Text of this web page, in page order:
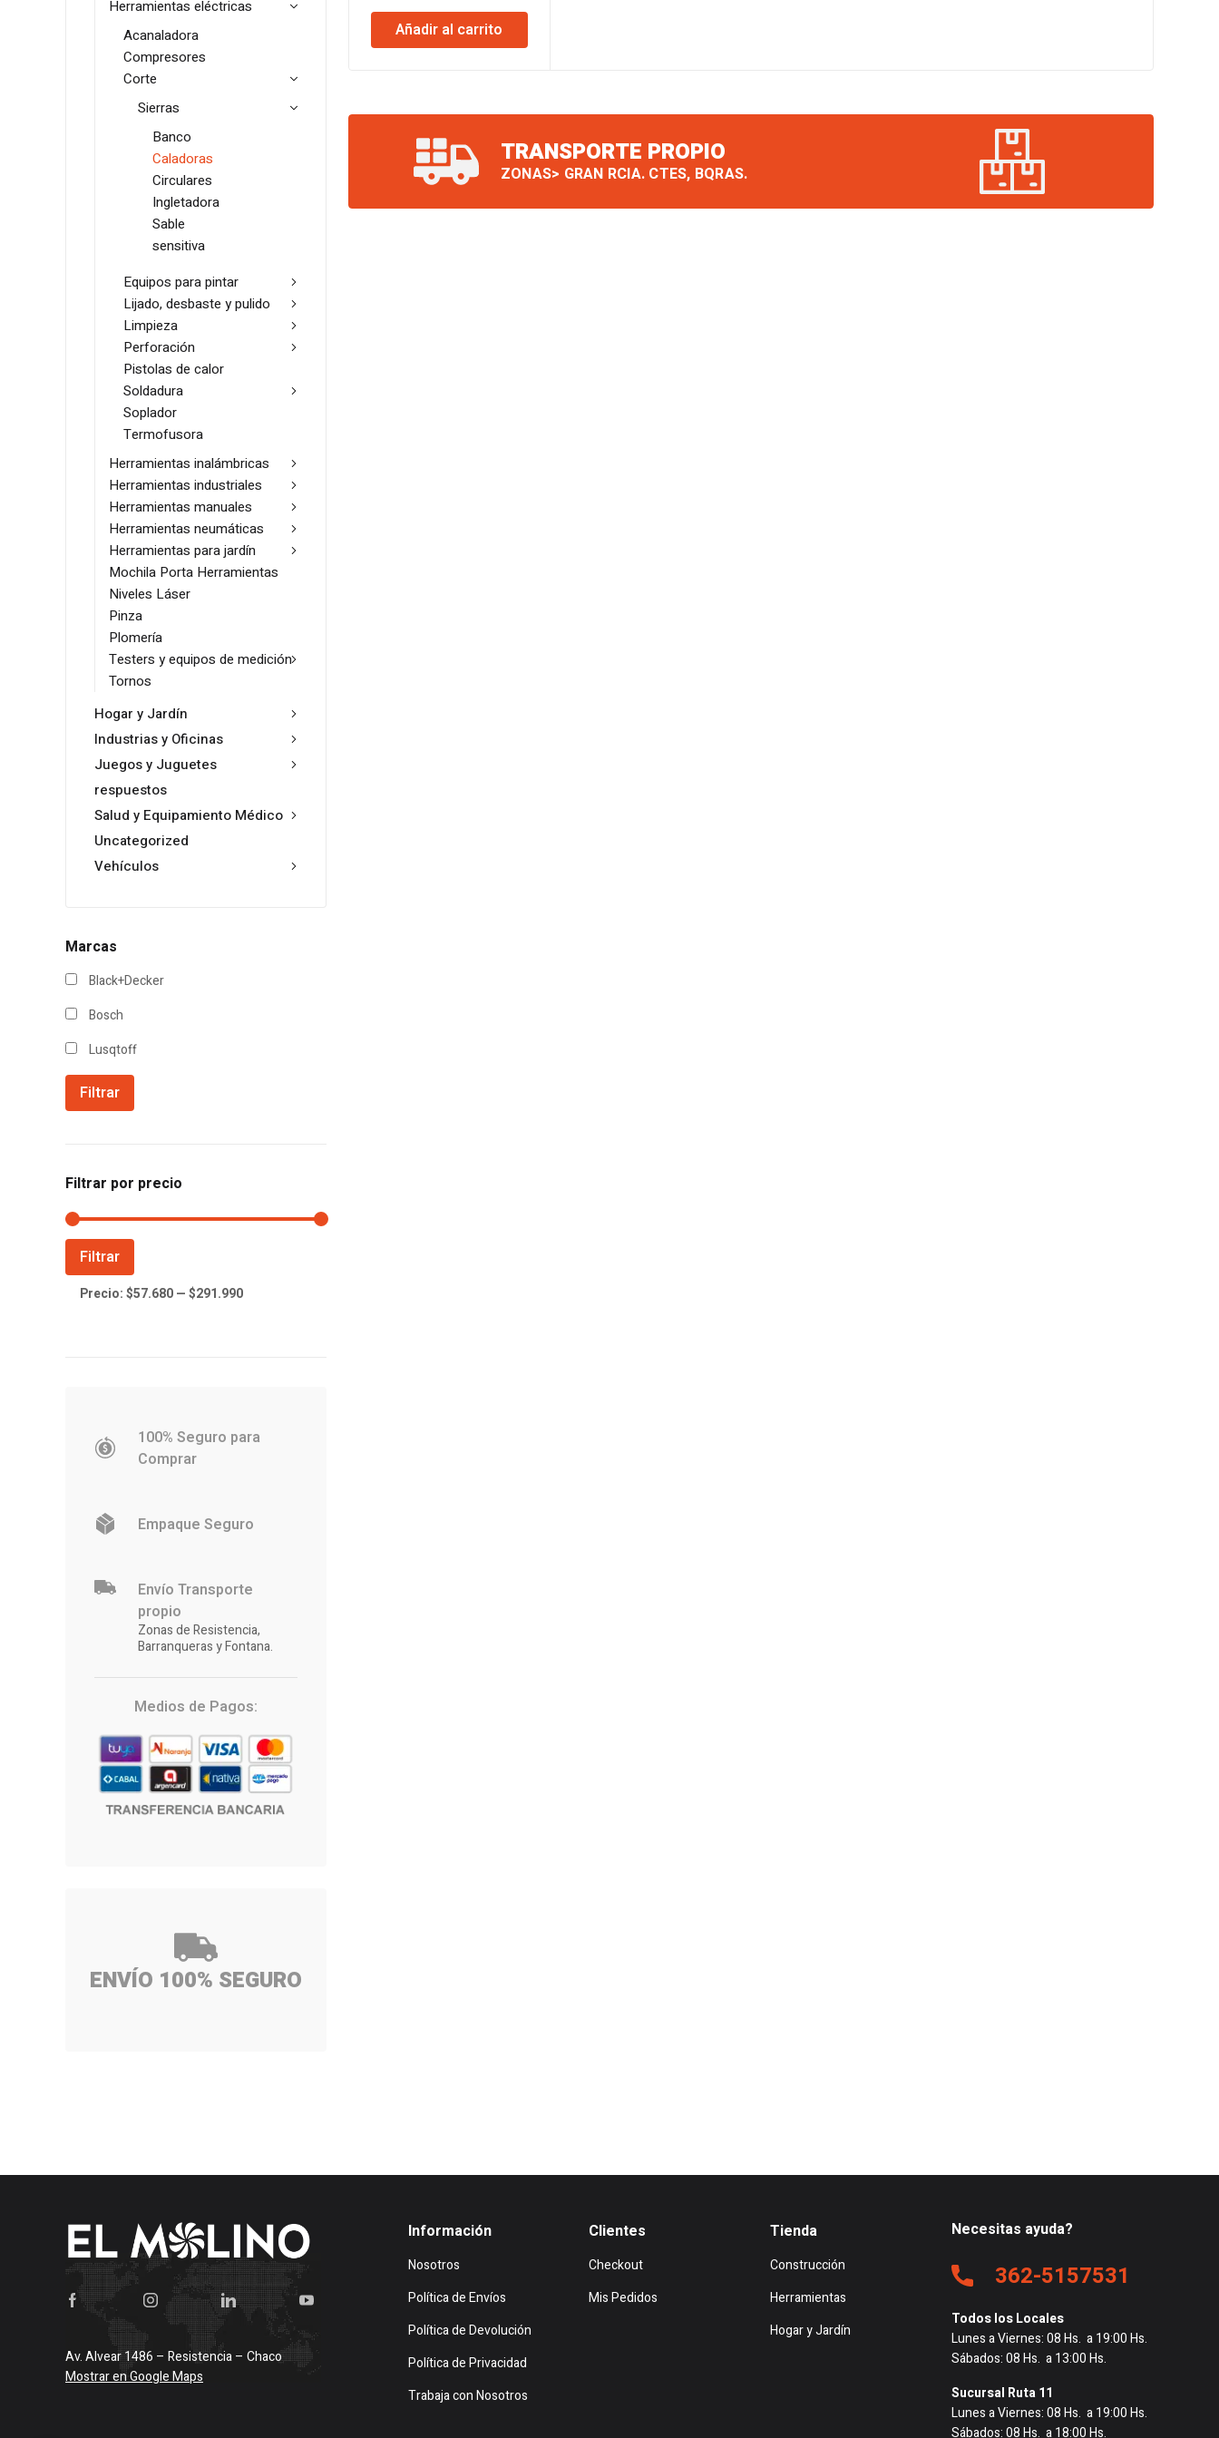
Herramientas eléctricas
Acanaladora
Compresores
Corte
Sierras
Banco
Caladoras
Circulares
Ingletadora
Sable
sensitiva
Equipos para pintar
Lijado, desbaste y pulido
Limpieza
Perforación
Pistolas de calor
Soldadura
Soplador
Termofusora
Herramientas inalámbricas
Herramientas industriales
Herramientas manuales
Herramientas neumáticas
Herramientas para jardín
Mochila Porta Herramientas
Niveles Láser
Pinza
Plomería
Testers y equipos de medición
Tornos
Hogar y Jardín
Industrias y Oficinas
Juegos y Juguetes
respuestos
Salud y Equipamiento Médico
Uncategorized
Vehículos
Marcas
Black+Decker
Bosch
Lusqtoff
Filtrar
Filtrar por precio
Precio
mínimo
Precio
máximo
Filtrar
Precio:$57.680—$291.990
100% Seguro para
Comprar
Empaque Seguro
Envío Transporte
propio
Zonas de Resistencia,
Barranqueras y Fontana.
Medios de Pagos:
ENVÍO 100% SEGURO
precio
original
era:
precio
actual
es:
Añadir al carrito
TRANSPORTE PROPIO
ZONAS> GRAN RCIA. CTES, BQRAS.
Av. Alvear 1486 – Resistencia – Chaco
Mostrar en Google Maps
Información
Nosotros
Política de Envíos
Política de Devolución
Política de Privacidad
Trabaja con Nosotros
Clientes
Checkout
Mis Pedidos
Tienda
Construcción
Herramientas
Hogar y Jardín
Necesitas ayuda?
362-5157531
Todos los Locales
Lunes a Viernes: 08 Hs. a 19:00 Hs.
Sábados: 08 Hs. a 13:00 Hs.
Sucursal Ruta 11
Lunes a Viernes: 08 Hs. a 19:00 Hs.
Sábados: 08 Hs. a 18:00 Hs.